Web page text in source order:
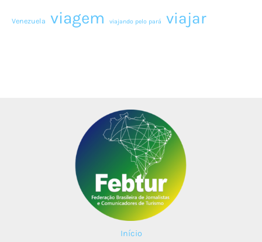
Venezuela viagem viajando pelo pará viajar
Início